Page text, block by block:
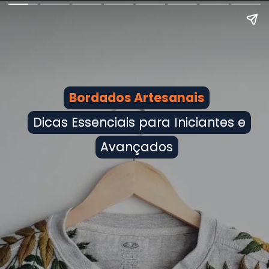
Bordados Artesanais
Dicas Essenciais para Iniciantes e
Avançados
Bordados Artesanais
Dicas Essenciais para Iniciantes e
Avançados